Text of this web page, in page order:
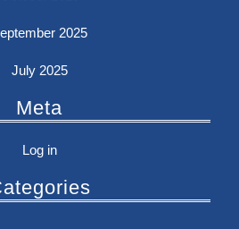
2025
July 2025
Meta
Log in